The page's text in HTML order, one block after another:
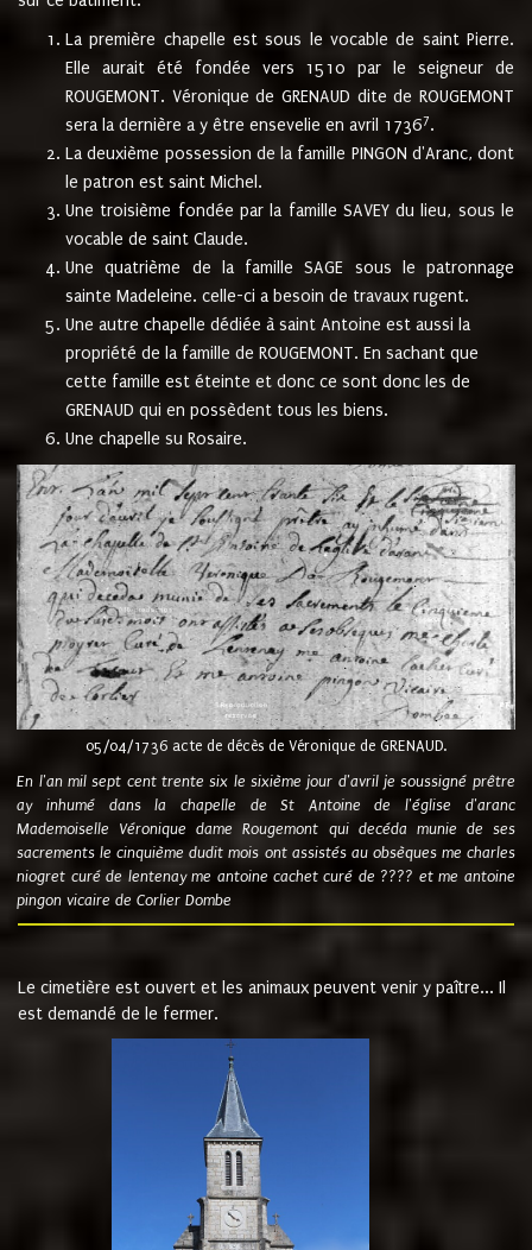
La première chapelle est sous le vocable de saint Pierre.
Elle aurait été fondée vers 1510 par le seigneur de
ROUGEMONT. Véronique de GRENAUD dite de ROUGEMONT
sera la dernière a y être ensevelie en avril 17367.
La deuxième possession de la famille PINGON d'Aranc, dont
le patron est saint Michel.
Une troisième fondée par la famille SAVEY du lieu, sous le
vocable de saint Claude.
Une quatrième de la famille SAGE sous le patronnage
sainte Madeleine. celle-ci a besoin de travaux rugent.
Une autre chapelle dédiée à saint Antoine est aussi la
propriété de la famille de ROUGEMONT. En sachant que
cette famille est éteinte et donc ce sont donc les de
GRENAUD qui en possèdent tous les biens.
Une chapelle su Rosaire.
05/04/1736 acte de décès de Véronique de GRENAUD.
En l'an mil sept cent trente six le sixième jour d'avril je soussigné prêtre
ay inhumé dans la chapelle de St Antoine de l'église d'aranc
Mademoiselle Véronique dame Rougemont qui decéda munie de ses
sacrements le cinquième dudit mois ont assistés au obsèques me charles
niogret curé de lentenay me antoine cachet curé de ???? et me antoine
pingon vicaire de Corlier Dombe
Le cimetière est ouvert et les animaux peuvent venir y paître... Il
est demandé de le fermer.